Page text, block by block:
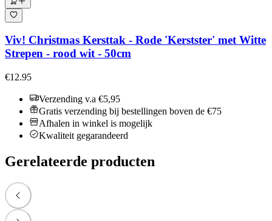
Viv! Christmas Kersttak - Rode 'Kerstster' met Witte
Strepen - rood wit - 50cm
€12.95
Verzending v.a €5,95
Gratis verzending bij bestellingen boven de €75
Afhalen in winkel is mogelijk
Kwaliteit gegarandeerd
Gerelateerde producten